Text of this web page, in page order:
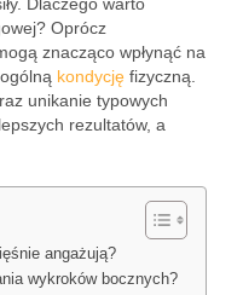
Oprócz
znacząco wpłynąć na
kondycję fizyczną.
unikanie typowych
rezultatów, a
angażują?
wykroków bocznych?